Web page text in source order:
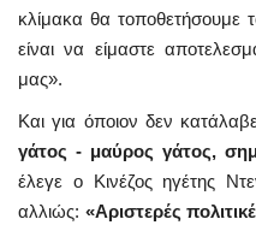
κλίμακα θα τοποθετήσουμε
είναι να είμαστε
μας».
Και για όποιον δεν
γάτος - μαύρος γάτος,
έλεγε ο Κινέζος ηγέτης
αλλιώς: «Αριστερές